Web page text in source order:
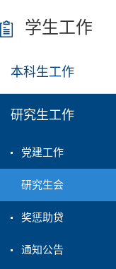
学生工作
本科生工作
研究生工作
党建工作
研究生会
奖惩助贷
通知公告